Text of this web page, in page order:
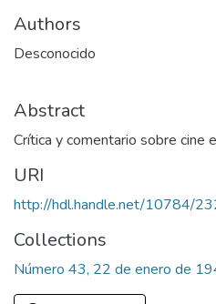
Authors
Desconocido
Abstract
Crítica y comentario sobre cine
URI
http://hdl.handle.net/10784/
Collections
Número 43, 22 de enero de